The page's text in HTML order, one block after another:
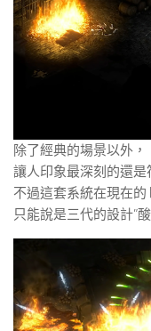
除了經典的場景以外，
讓人印象最深刻的還是
不過這套系統在現在的
只能說是三代的設計”